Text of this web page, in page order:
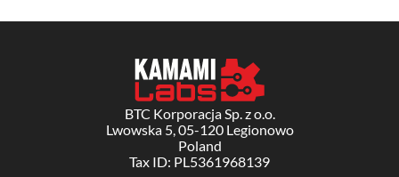
BTC Korporacja Sp. z o.o.
Lwowska 5, 05-120 Legionowo
Poland
Tax ID: PL5361968139